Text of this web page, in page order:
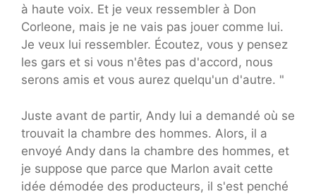
à haute voix. Et je veux ressembler à Don
Corleone, mais je ne vais pas jouer comme lui.
Je veux lui ressembler. Écoutez, vous y pensez
les gars et si vous n'êtes pas d'accord, nous
serons amis et vous aurez quelqu'un d'autre. "
Juste avant de partir, Andy lui a demandé où se
trouvait la chambre des hommes. Alors, il a
envoyé Andy dans la chambre des hommes, et
je suppose que parce que Marlon avait cette
idée démodée des producteurs, il s'est penché